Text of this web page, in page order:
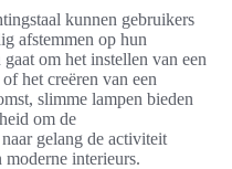
kunnen gebruikers
afstemmen op hun
om het instellen van een
het creëren van een
slimme lampen bieden
om de
gelang de activiteit
interieurs.